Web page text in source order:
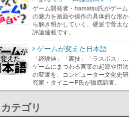
ゲーム開発者・hamatsu氏がゲーム
の魅力を画面や操作の具体的な形か
ら解き明かしていく、硬派で骨太な
評論連載です。
ゲームが変えた日本語
「経験値」「裏技」「ラスボス」…
ゲームにまつわる言葉の起源や用法
の変遷を、コンピューター文化史研
究家・タイニーP氏が徹底調査。
カテゴリ